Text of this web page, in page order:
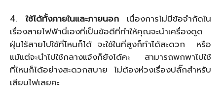
4.ใช้ได้ทั้งภายในและภายนอกเนื่องการไม่มีข้อจำกัดใน
เรื่องสายไฟฟ้านี่เองที่เป็นข้อดีที่ทำให้คุณจะนำเครื่องดูด
ฝุ่นไร้สายไปใช้ที่ไหนก็ได้ จะใช้ในที่สูงก็ทำได้สะดวก หรือ
แม้แต่จะนำไปใช้กลางแจ้งก็ยังได้คะ สามารถพกพาไปใช้
ที่ไหนก็ได้อย่างสะดวกสบาย ไม่ต้องห่วงเรื่องปลั๊กสำหรับ
เสียบไฟเลยคะ